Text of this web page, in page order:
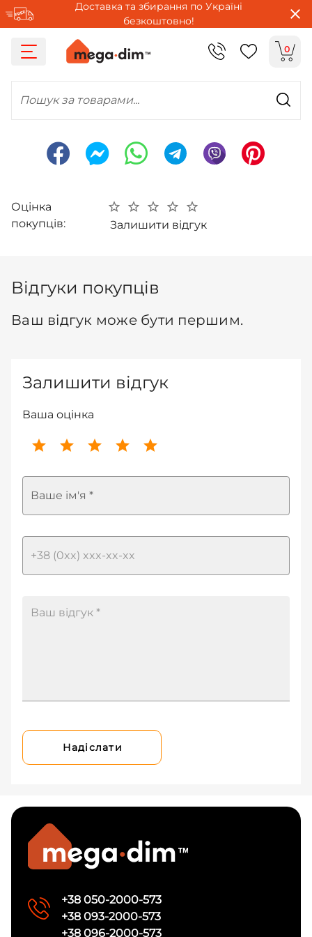
Доставка та збирання по Україні
безкоштовно!
0
Пошук за товарами...
Оцінка
покупців:
Залишити відгук
Відгуки покупців
Ваш відгук може бути першим.
Залишити відгук
Ваша оцінка
Ваше ім'я *
Надіслати
+38 050-2000-573
+38 093-2000-573
+38 096-2000-573